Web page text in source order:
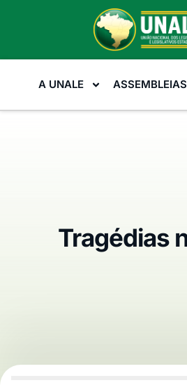
A UNALE ASSEMBLEIAS
Tragédias